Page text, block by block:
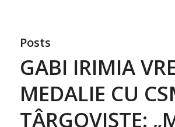
Posts
GABI IRIMIA
MEDALIE CU
TÂRGOVIȘTE: